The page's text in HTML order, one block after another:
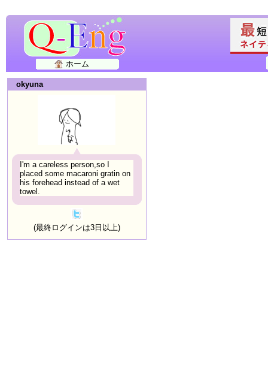
ホーム
okyuna
I'm a careless person,so I
placed some macaroni gratin on
his forehead instead of a wet
towel.
(最終ログインは3日以上)